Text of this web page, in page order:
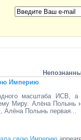
Империю
масштаба
Миру. Алёна
Алёна Полынь первая...